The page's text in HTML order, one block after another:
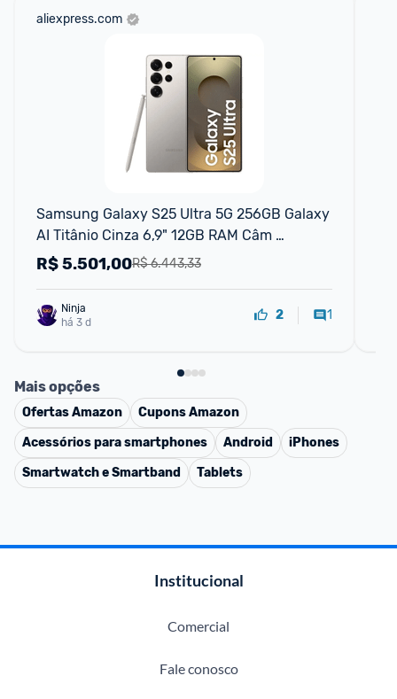
aliexpress.com
Samsung Galaxy S25 Ultra 5G 256GB Galaxy
AI Titânio Cinza 6,9" 12GB RAM Câm
Quádrupla 200+50+10+50MP Bateria
R$ 6.443,33
R$5.501,00
há 3 d
2 1
Mais opções
OfertasAmazon CuponsAmazon
Acessórios para smartphones
Android
iPhones
Smartwatch e Smartband
Tablets
Institucional
Comercial
Fale conosco